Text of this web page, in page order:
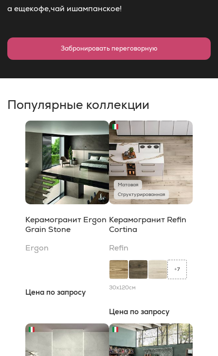
а ещекофе,чай ишампанское!
Забронировать переговорную
Популярные коллекции
Керамогранит Ergon
Grain Stone
Ergon
Цена по запросу
Матовая
Структурированная
Керамогранит Refin
Cortina
Refin
+7
30x120см
Цена по запросу